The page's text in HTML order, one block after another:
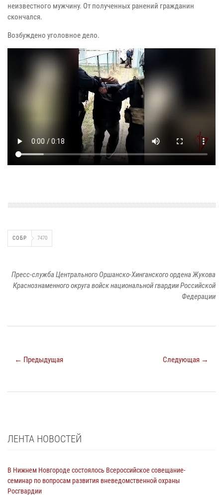
неизвестного мужчину. От полученных ранений гражданин
скончался.
Возбуждено уголовное дело.
СОБР 7470
Пресс-служба Центрального Оршанско-Хинганского ордена Жукова
Краснознаменного округа войск национальной гвардии Российской
Федерации
← Предыдущая Следующая →
ЛЕНТА НОВОСТЕЙ
В Нижнем Новгороде состоялось Всероссийское совещание-
семинар по вопросам развития вневедомственной охраны
Росгвардии